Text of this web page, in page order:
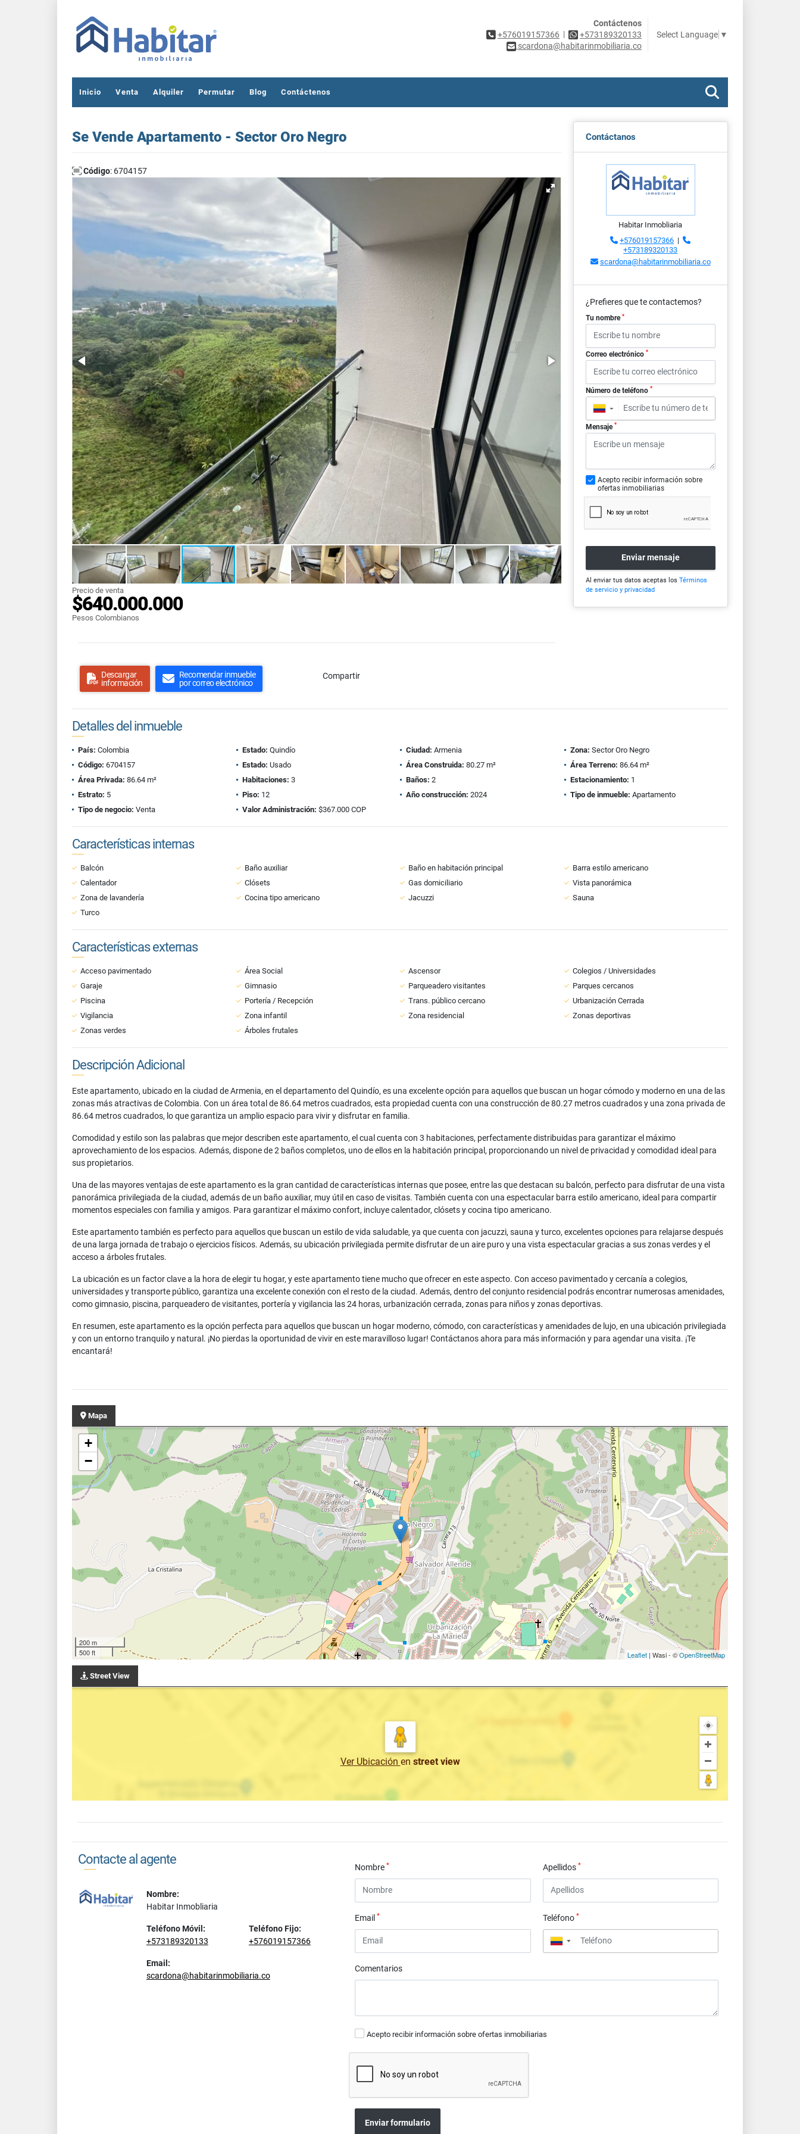
Contáctenos
+576019157366 |
+573189320133
scardona@habitarinmobiliaria.co
Select Language ▼
Inicio Venta Alquiler Permutar Blog Contáctenos
Se Vende Apartamento - Sector Oro Negro
Código: 6704157
Precio de venta
$640.000.000
Pesos Colombianos
Descargar
información
Recomendar inmueble
por correo electrónico
Compartir
Contáctanos
Habitar Inmobliaria
+576019157366 |
+573189320133
scardona@habitarinmobiliaria.co
¿Prefieres que te contactemos?
Tu nombre *
Correo electrónico *
Número de teléfono *
▼
Mensaje *
Acepto recibir información sobre
ofertas inmobiliarias
Enviar mensaje
Al enviar tus datos aceptas los Términos
de servicio y privacidad
Detalles del inmueble
País: Colombia Estado: Quindío Ciudad: Armenia Zona: Sector Oro Negro
Código: 6704157 Estado: Usado Área Construida: 80.27 m² Área Terreno: 86.64 m²
Área Privada: 86.64 m² Habitaciones: 3 Baños: 2 Estacionamiento: 1
Estrato: 5 Piso: 12 Año construcción: 2024 Tipo de inmueble: Apartamento
Tipo de negocio: Venta Valor Administración: $367.000 COP
Características internas
Balcón Baño auxiliar Baño en habitación principal
Barra estilo americano
Calentador
Clósets Gas domiciliario
Vista panorámica
Zona de lavandería
Cocina tipo americano Jacuzzi
Sauna
Turco
Características externas
Acceso pavimentado Área Social Ascensor
Colegios / Universidades
Garaje
Gimnasio Parqueadero visitantes
Parques cercanos
Piscina
Portería / Recepción Trans. público cercano
Urbanización Cerrada
Vigilancia
Zona infantil Zona residencial
Zonas deportivas
Zonas verdes
Árboles frutales
Descripción Adicional
Este apartamento, ubicado en la ciudad de Armenia, en el departamento del Quindío, es una excelente opción para aquellos que buscan un hogar cómodo y moderno en una de las
zonas más atractivas de Colombia. Con un área total de 86.64 metros cuadrados, esta propiedad cuenta con una construcción de 80.27 metros cuadrados y una zona privada de
86.64 metros cuadrados, lo que garantiza un amplio espacio para vivir y disfrutar en familia.
Comodidad y estilo son las palabras que mejor describen este apartamento, el cual cuenta con 3 habitaciones, perfectamente distribuidas para garantizar el máximo
aprovechamiento de los espacios. Además, dispone de 2 baños completos, uno de ellos en la habitación principal, proporcionando un nivel de privacidad y comodidad ideal para
sus propietarios.
Una de las mayores ventajas de este apartamento es la gran cantidad de características internas que posee, entre las que destacan su balcón, perfecto para disfrutar de una vista
panorámica privilegiada de la ciudad, además de un baño auxiliar, muy útil en caso de visitas. También cuenta con una espectacular barra estilo americano, ideal para compartir
momentos especiales con familia y amigos. Para garantizar el máximo confort, incluye calentador, clósets y cocina tipo americano.
Este apartamento también es perfecto para aquellos que buscan un estilo de vida saludable, ya que cuenta con jacuzzi, sauna y turco, excelentes opciones para relajarse después
de una larga jornada de trabajo o ejercicios físicos. Además, su ubicación privilegiada permite disfrutar de un aire puro y una vista espectacular gracias a sus zonas verdes y el
acceso a árboles frutales.
La ubicación es un factor clave a la hora de elegir tu hogar, y este apartamento tiene mucho que ofrecer en este aspecto. Con acceso pavimentado y cercanía a colegios,
universidades y transporte público, garantiza una excelente conexión con el resto de la ciudad. Además, dentro del conjunto residencial podrás encontrar numerosas amenidades,
como gimnasio, piscina, parqueadero de visitantes, portería y vigilancia las 24 horas, urbanización cerrada, zonas para niños y zonas deportivas.
En resumen, este apartamento es la opción perfecta para aquellos que buscan un hogar moderno, cómodo, con características y amenidades de lujo, en una ubicación privilegiada
y con un entorno tranquilo y natural. ¡No pierdas la oportunidad de vivir en este maravilloso lugar! Contáctanos ahora para más información y para agendar una visita. ¡Te
encantará!
Mapa
+
−
200 m
500 ft
Leaflet | Wasi - ©OpenStreetMap
Street View
Ver Ubicación en street view
Contacte al agente
Nombre:
Habitar Inmobliaria
Teléfono Móvil:
+573189320133
Teléfono Fijo:
+576019157366
Email:
scardona@habitarinmobiliaria.co
Nombre* Apellidos *
Email* Teléfono *
▼
Comentarios
Acepto recibir información sobre ofertas inmobiliarias
Enviar formulario